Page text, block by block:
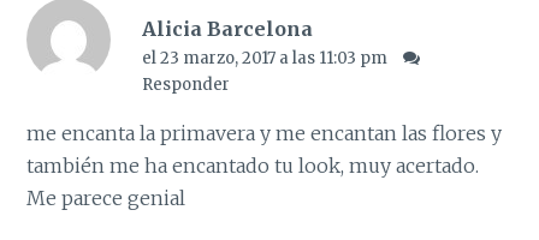
Alicia Barcelona
el 23 marzo, 2017 a las 11:03 pm
Responder
me encanta la primavera y me encantan las flores y
también me ha encantado tu look, muy acertado.
Me parece genial